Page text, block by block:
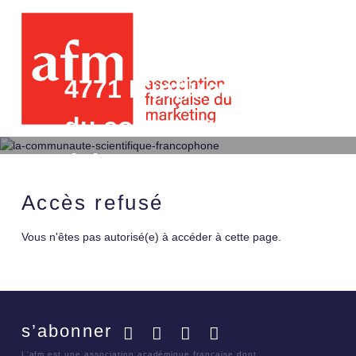
4771 L'influence du
du consommateur
éléments d'analyse
méthodologiques pour
Accès refusé
Vous n'êtes pas autorisé(e) à accéder à cette page.
s’abonner
L'afm est une association académique française dont